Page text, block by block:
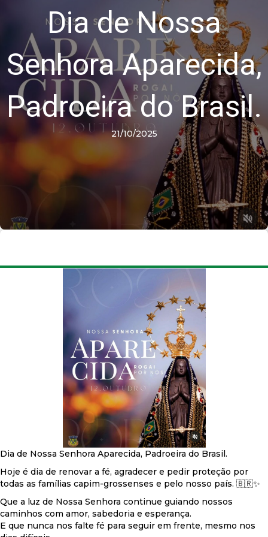
Dia de Nossa
Senhora Aparecida,
Padroeira do Brasil.
21/10/2025
Dia de Nossa Senhora Aparecida, Padroeira do Brasil.
Hoje é dia de renovar a fé, agradecer e pedir proteção por
todas as famílias capim-grossenses e pelo nosso país. 🇧🇷✨
Que a luz de Nossa Senhora continue guiando nossos
caminhos com amor, sabedoria e esperança.
E que nunca nos falte fé para seguir em frente, mesmo nos